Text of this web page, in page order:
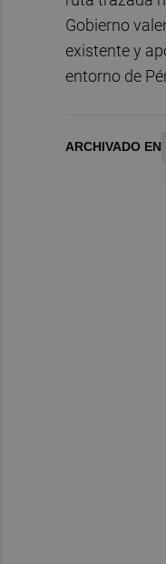
Gobierno
existente y
entorno de
ARCHIVADO EN